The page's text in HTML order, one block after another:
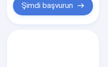
Şimdi başvurun